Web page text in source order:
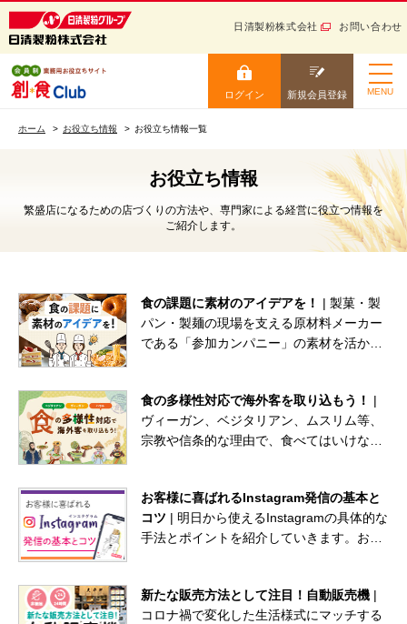
日清製粉グループ 健康と信
頼をお届けする
制業務用お役立ちサイト
日清製粉株式会社 お問い合わせ
ログイン
ログイン
会員IDをお忘れの方
パスワードをお忘れの方
会員IDを保存する
ログイン 新規会員登録 MENU
ログイン 新規会員登録
学ぶ
セミナー・イベント
サイトマップ
ご利用ガイド
お問い合わせ
日清製粉（株）事業所一覧
弊社業務用小麦粉製品の表示について
プライバシーポリシー
ご利用にあたって
ホーム お役立ち情報 お役立ち情報一覧
お役立ち情報
繁盛店になるための店づくりの方法や、専門家による経営に役立つ情報を
ご紹介します。
食の課題に素材のアイデアを！
| 製菓・製
パン・製麺の現場を支える原材料メーカー
である「参加カンパニー」の素材を活か
食の多様性対応で海外客を取り込もう！
|
ヴィーガン、ベジタリアン、ムスリム等、
宗教や信条的な理由で、食べてはいけない
コラムでは、今後ますます必要とされる食
の多様性対応の基礎知識を学んでいただけ
たらと思います。
お客様に喜ばれるInstagram発信の基本と
コツ | 明日から使えるInstagramの具体的な
手法とポイントを紹介していきます。お客
様との良い関係を築いていきましょう。
新たな販売方法として注目！自動販売機 |
コロナ禍で変化した生活様式にマッチする